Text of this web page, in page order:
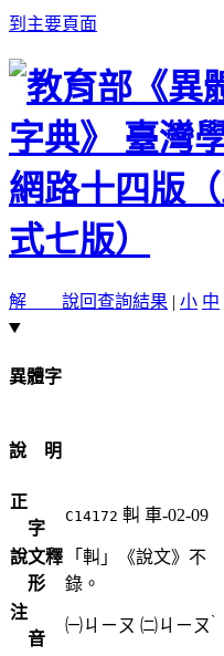
到主要頁面
解 說回查詢結果 | 小 中
異體字
說 明
正
字
C14172 䡂 車-02-09
說文釋
形
「䡂」《說文》不
錄。
注
音
㈠ㄐㄧㄡ ㈡ㄐㄧㄡ ˋ